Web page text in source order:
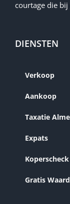
courtage die
DIENSTEN
Verkoop
Aankoop
Taxatie
Expats
Koperscheck
Gratis